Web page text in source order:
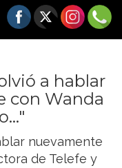
a hablar
con Wanda
nuevamente
de Telefe y